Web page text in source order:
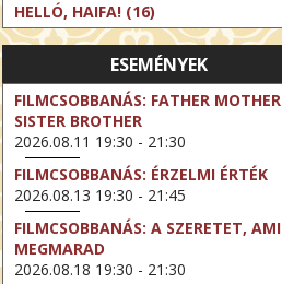
HELLÓ, HAIFA! (16)
ESEMÉNYEK
FILMCSOBBANÁS: FATHER MOTHER
SISTER BROTHER
2026.08.11 19:30 - 21:30
FILMCSOBBANÁS: ÉRZELMI ÉRTÉK
2026.08.13 19:30 - 21:45
FILMCSOBBANÁS: A SZERETET, AMI
MEGMARAD
2026.08.18 19:30 - 21:30